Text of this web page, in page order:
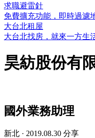
求職避雷針
免費擴充功能，即時過濾
大台北租屋
大台北找房，就來一方生
昊紡股份有
國外業務助理
新北 · 2019.08.30 分享